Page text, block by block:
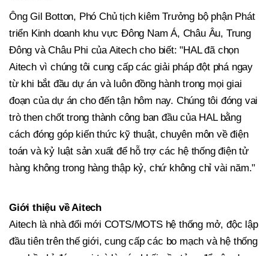
Ông Gil Botton, Phó Chủ tịch kiêm Trưởng bộ phận Phát
triển Kinh doanh khu vực Đông Nam Á, Châu Âu, Trung
Đông và Châu Phi của Aitech cho biết: "HAL đã chọn
Aitech vì chúng tôi cung cấp các giải pháp đột phá ngay
từ khi bắt đầu dự án và luôn đồng hành trong mọi giai
đoạn của dự án cho đến tận hôm nay. Chúng tôi đóng vai
trò then chốt trong thành công ban đầu của HAL bằng
cách đóng góp kiến thức kỹ thuật, chuyên môn về điện
toán và kỷ luật sản xuất để hỗ trợ các hệ thống điện tử
hàng không trong hàng thập kỷ, chứ không chỉ vài năm."
Giới thiệu về Aitech
Aitech là nhà đổi mới COTS/MOTS hệ thống mở, độc lập
đầu tiên trên thế giới, cung cấp các bo mạch và hệ thống